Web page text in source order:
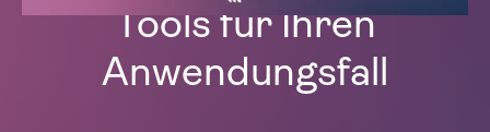
Tools für Ihren
Anwendungsfall